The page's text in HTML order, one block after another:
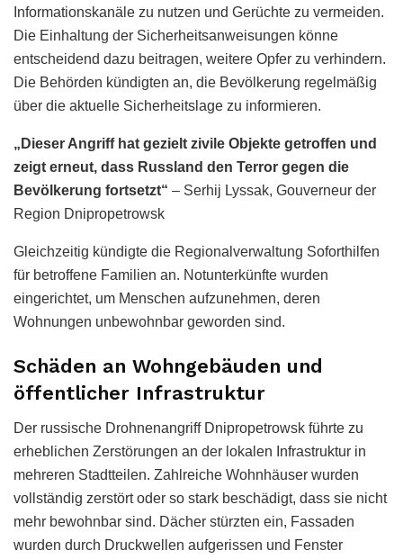
Informationskanäle zu nutzen und Gerüchte zu vermeiden.
Die Einhaltung der Sicherheitsanweisungen könne
entscheidend dazu beitragen, weitere Opfer zu verhindern.
Die Behörden kündigten an, die Bevölkerung regelmäßig
über die aktuelle Sicherheitslage zu informieren.
„Dieser Angriff hat gezielt zivile Objekte getroffen und
zeigt erneut, dass Russland den Terror gegen die
Bevölkerung fortsetzt“ – Serhij Lyssak, Gouverneur der
Region Dnipropetrowsk
Gleichzeitig kündigte die Regionalverwaltung Soforthilfen
für betroffene Familien an. Notunterkünfte wurden
eingerichtet, um Menschen aufzunehmen, deren
Wohnungen unbewohnbar geworden sind.
Schäden an Wohngebäuden und
öffentlicher Infrastruktur
Der russische Drohnenangriff Dnipropetrowsk führte zu
erheblichen Zerstörungen an der lokalen Infrastruktur in
mehreren Stadtteilen. Zahlreiche Wohnhäuser wurden
vollständig zerstört oder so stark beschädigt, dass sie nicht
mehr bewohnbar sind. Dächer stürzten ein, Fassaden
wurden durch Druckwellen aufgerissen und Fenster